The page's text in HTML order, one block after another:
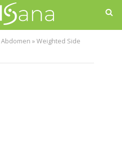
Abdomen »Weighted Side